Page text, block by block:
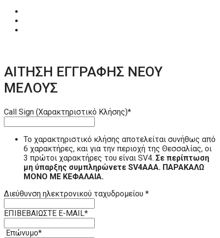
ΑΙΤΗΣΗ ΕΓΓΡΑΦΗΣ ΝΕΟΥ
ΜΕΛΟΥΣ
Call Sign (Χαρακτηριστικό Κλήσης)*
Το χαρακτηριστικό κλήσης αποτελείται συνήθως από
6 χαρακτήρες, και για την περιοχή της Θεσσαλίας, οι
3 πρώτοι χαρακτήρες του είναι SV4. Σε περίπτωση
μη ύπαρξης συμπληρώνετε SV4AAA. ΠΑΡΑΚΑΛΩ
ΜΟΝΟ ΜΕ ΚΕΦΑΛΑΙΑ.
Διεύθυνση ηλεκτρονικού ταχυδρομείου *
ΕΠΙΒΕΒΑΙΩΣΤΕ E-MAIL*
Επώνυμο*